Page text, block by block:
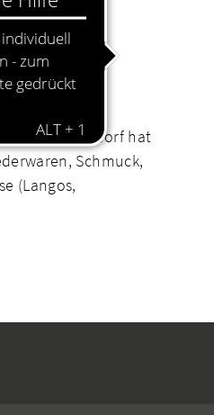
Schwandorf hat
Schmuck,
(Langos,